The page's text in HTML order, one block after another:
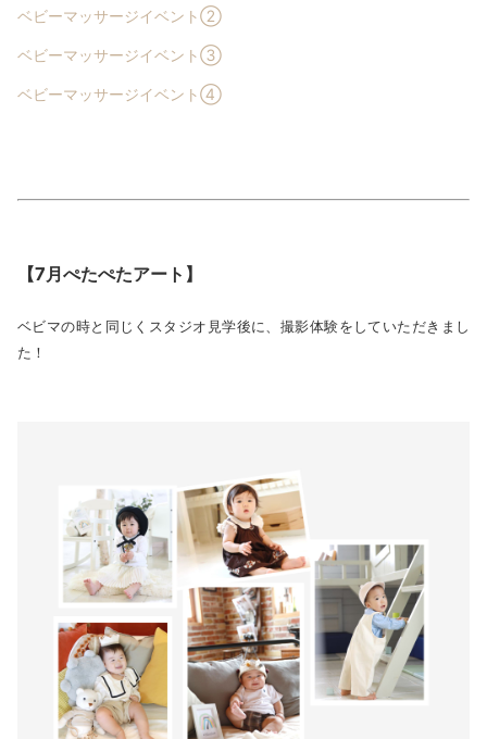
ベビーマッサージイベント②
ベビーマッサージイベント③
ベビーマッサージイベント④
【7月ぺたぺたアート】
ベビマの時と同じくスタジオ見学後に、撮影体験をしていただきまし
た！